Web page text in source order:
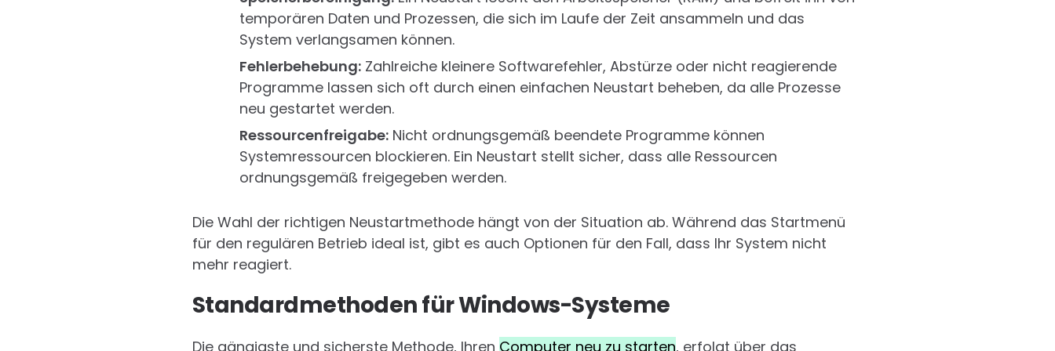
temporären Daten und Prozessen, die sich im Laufe der Zeit ansammeln und das
System verlangsamen können.
Fehlerbehebung:Zahlreiche kleinere Softwarefehler, Abstürze oder nicht reagierende
Programme lassen sich oft durch einen einfachen Neustart beheben, da alle Prozesse
neu gestartet werden.
Ressourcenfreigabe:Nicht ordnungsgemäß beendete Programme können
Systemressourcen blockieren. Ein Neustart stellt sicher, dass alle Ressourcen
ordnungsgemäß freigegeben werden.
Die Wahl der richtigen Neustartmethode hängt von der Situation ab. Während das Startmenü
für den regulären Betrieb ideal ist, gibt es auch Optionen für den Fall, dass Ihr System nicht
mehr reagiert.
Standardmethoden für Windows-Systeme
Die gängigste und sicherste Methode, Ihren Computer neu zu starten, erfolgt über das